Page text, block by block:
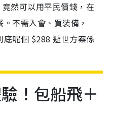
然可以用平民價錢，在
不需入會、買裝備，
呢個 $288 避世方案係
！包船飛＋